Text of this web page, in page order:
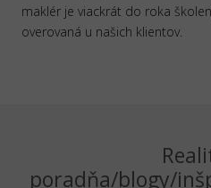
maklér je viackrát do roka
overovaná u našich klientov.
poradňa/blogy/